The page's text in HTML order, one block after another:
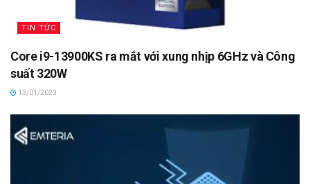
TIN TỨC
Core i9-13900KS ra mắt với xung nhịp 6GHz và Công
suất 320W
13/01/2023